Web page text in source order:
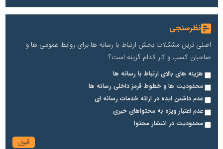
نظرسنجی
اصلی ترین مشکلات بخش ارتباط با رسانه ها برای روابط عمومی ها و
صاحبان کسب و کار کدام گزینه است؟
هزینه های بالای ارتباط با رسانه ها
محدودیت ها و خطوط قرمز داخلی رسانه ها
عدم داشتن ایده در ارائه خدمات رسانه ای
عدم اعتبار ویژه به محتواهای خبری
محدودیت در انتشار محتوا